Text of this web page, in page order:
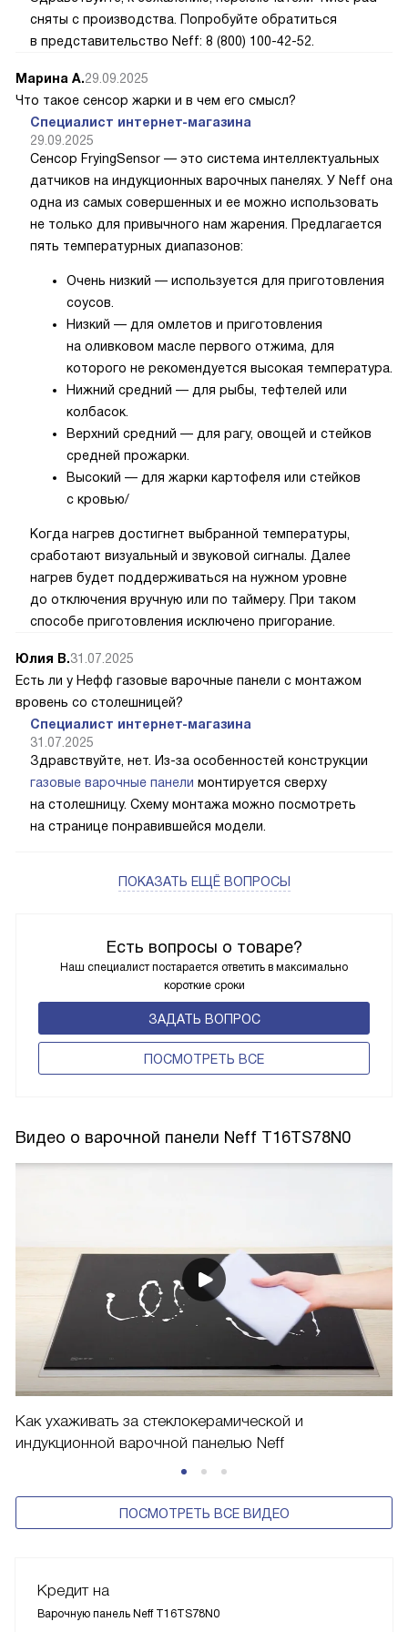
Есть вопросы о товаре?
Наш специалист постарается ответить в максимально
короткие сроки
ЗАДАТЬ ВОПРОС
ПОCМОТРЕТЬ ВСЕ
сняты с производства. Попробуйте обратиться
в представительство Neff: 8 (800) 100-42-52.
Марина А.29.09.2025
Что такое сенсор жарки и в чем его смысл?
Специалист интернет-магазина
29.09.2025
Сенсор FryingSensor — это система интеллектуальных
датчиков на индукционных варочных панелях. У Neff она
одна из самых совершенных и ее можно использовать
не только для привычного нам жарения. Предлагается
пять температурных диапазонов:
Очень низкий — используется для приготовления
соусов.
Низкий — для омлетов и приготовления
на оливковом масле первого отжима, для
которого не рекомендуется высокая температура.
Нижний средний — для рыбы, тефтелей или
колбасок.
Верхний средний — для рагу, овощей и стейков
средней прожарки.
Высокий — для жарки картофеля или стейков
с кровью/
Когда нагрев достигнет выбранной температуры,
сработают визуальный и звуковой сигналы. Далее
нагрев будет поддерживаться на нужном уровне
до отключения вручную или по таймеру. При таком
способе приготовления исключено пригорание.
Юлия В.31.07.2025
Есть ли у Нефф газовые варочные панели с монтажом
вровень со столешницей?
Специалист интернет-магазина
31.07.2025
Здравствуйте, нет. Из-за особенностей конструкции
газовые варочные панели монтируется сверху
на столешницу. Схему монтажа можно посмотреть
на странице понравившейся модели.
ПОКАЗАТЬ ЕЩЁ ВОПРОСЫ
Видео о варочной панели Neff T16TS78N0
Как ухаживать за стеклокерамической и
индукционной варочной панелью Neff
ПОСМОТРЕТЬ ВСЕ ВИДЕО
Кредит на
Варочную панель Neff T16TS78N0